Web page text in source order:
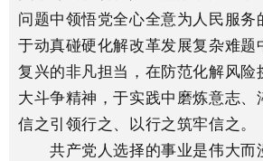
问题中领悟党全心全意为人民服务
于动真碰硬化解改革发展复杂难题
复兴的非凡担当，在防范化解风险
大斗争精神，于实践中磨炼意志、
信之引领行之、以行之筑牢信之。
共产党人选择的事业是伟大而